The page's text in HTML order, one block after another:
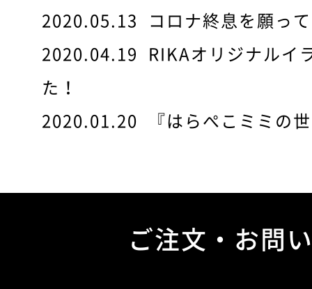
2020.05.13 コロナ終息を願っ
2020.04.19 RIKAオリジナルイ
た！
2020.01.20
『はらぺこミミの
ご注文・お問